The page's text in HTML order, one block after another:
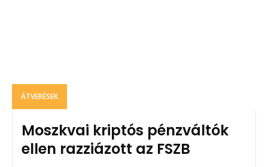
ÁTVERÉSEK
Moszkvai kriptós pénzváltók
ellen razziázott az FSZB